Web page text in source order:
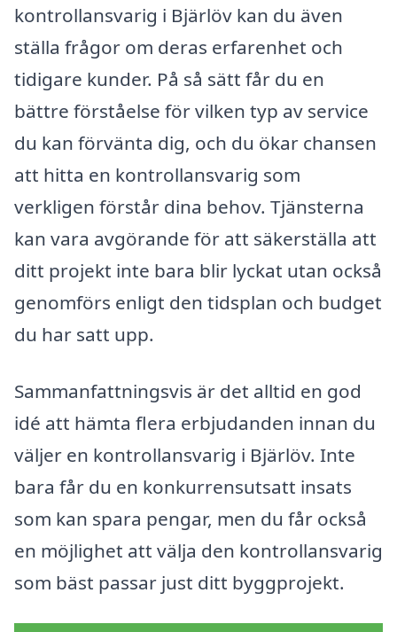
kontrollansvarig i Bjärlöv kan du även
ställa frågor om deras erfarenhet och
tidigare kunder. På så sätt får du en
bättre förståelse för vilken typ av service
du kan förvänta dig, och du ökar chansen
att hitta en kontrollansvarig som
verkligen förstår dina behov. Tjänsterna
kan vara avgörande för att säkerställa att
ditt projekt inte bara blir lyckat utan också
genomförs enligt den tidsplan och budget
du har satt upp.
Sammanfattningsvis är det alltid en god
idé att hämta flera erbjudanden innan du
väljer en kontrollansvarig i Bjärlöv. Inte
bara får du en konkurrensutsatt insats
som kan spara pengar, men du får också
en möjlighet att välja den kontrollansvarig
som bäst passar just ditt byggprojekt.